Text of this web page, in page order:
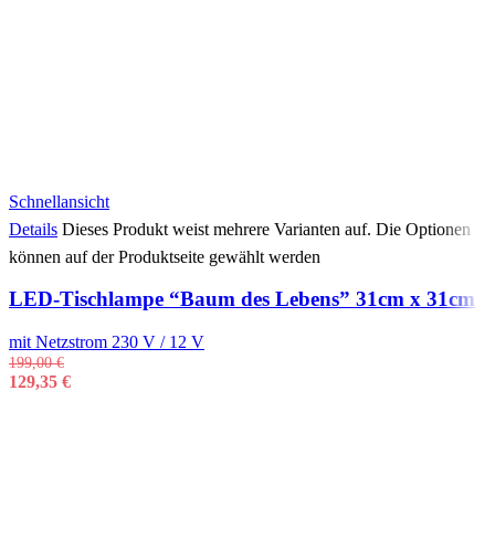
Schnellansicht
Details Dieses Produkt weist mehrere Varianten auf. Die Optionen
können auf der Produktseite gewählt werden
LED-Tischlampe “Baum des Lebens” 31cm x 31cm
mit Netzstrom 230 V / 12 V
199,00€
129,35 €